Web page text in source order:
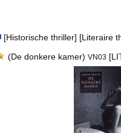
[Historische thriller] [Literaire
(De donkere kamer)VN03